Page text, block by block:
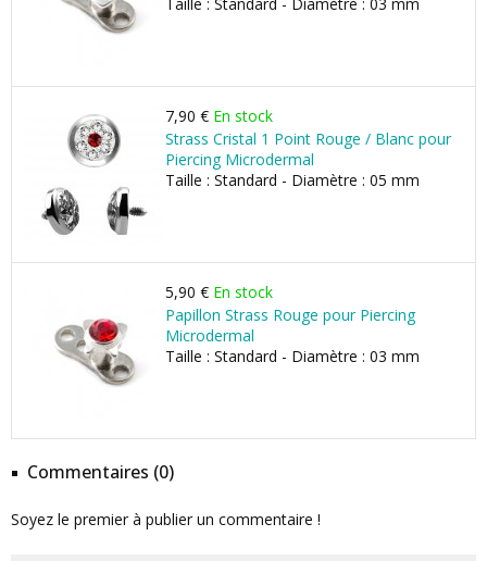
7,90 € En stock
Strass Cristal 1 Point Rouge / Blanc pour
Piercing Microdermal
Taille : Standard - Diamètre : 05 mm
5,90 € En stock
Papillon Strass Rouge pour Piercing
Microdermal
Taille : Standard - Diamètre : 03 mm
Commentaires (0)
Soyez le premier à publier un commentaire !